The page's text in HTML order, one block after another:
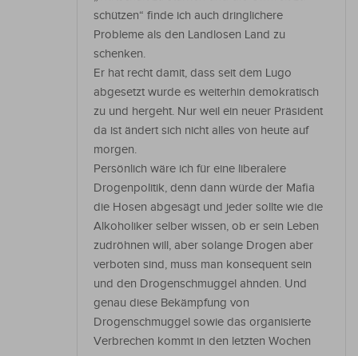
schützen“ finde ich auch dringlichere
Probleme als den Landlosen Land zu
schenken.
Er hat recht damit, dass seit dem Lugo
abgesetzt wurde es weiterhin demokratisch
zu und hergeht. Nur weil ein neuer Präsident
da ist ändert sich nicht alles von heute auf
morgen.
Persönlich wäre ich für eine liberalere
Drogenpolitik, denn dann würde der Mafia
die Hosen abgesägt und jeder sollte wie die
Alkoholiker selber wissen, ob er sein Leben
zudröhnen will, aber solange Drogen aber
verboten sind, muss man konsequent sein
und den Drogenschmuggel ahnden. Und
genau diese Bekämpfung von
Drogenschmuggel sowie das organisierte
Verbrechen kommt in den letzten Wochen